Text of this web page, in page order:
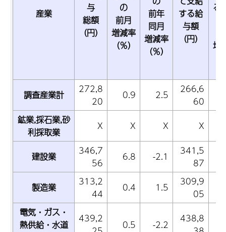
産業
与
総額
（円）
の
前月
増減率
（％）
前年
同月
増減率
（％）
する給
与額
（円）
る
増
調査産業計
272,8
20
0.9 2.5
266,6
60
鉱業,採石業,砂
利採取業
X X X X
建設業
346,7
56
6.8 -2.1
341,5
87
製造業
313,2
44
0.4 1.5
309,9
05
電気・ガス・
熱供給・水道
439,2
0.5 -2.2
438,8